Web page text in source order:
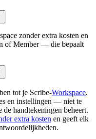
zonder extra kosten en
of Member — die bepaalt
tot je Scribe-Workspace.
en instellingen — niet te
handtekeningen beheert.
extra kosten en geeft elk